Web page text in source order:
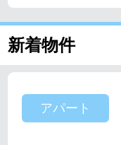
新着物件
アパート